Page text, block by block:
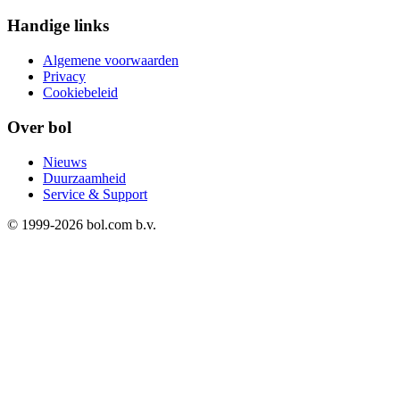
Handige links
Algemene voorwaarden
Privacy
Cookiebeleid
Over bol
Nieuws
Duurzaamheid
Service & Support
© 1999-2026 bol.com b.v.